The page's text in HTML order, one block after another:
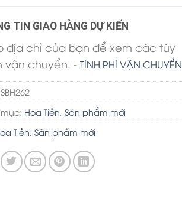
TIN GIAO HÀNG DỰ KIẾN
địa chỉ của bạn để xem các tùy
vận chuyển. -TÍNH PHÍ VẬN CHUYỂN
Hoa Tiền,Sản phẩm mới
Tiền,Sản phẩm mới